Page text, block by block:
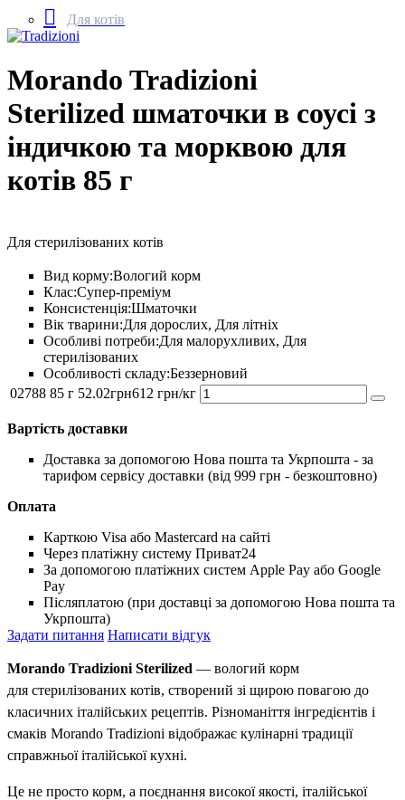
Для котів
Morando Tradizioni
Sterilized шматочки в соусі з
індичкою та морквою для
котів 85 г
Для стерилізованих котів
Вид корму:Вологий корм
Клас:Супер-преміум
Консистенція:Шматочки
Вік тварини:Для дорослих, Для літніх
Особливі потреби:Для малорухливих, Для
стерилізованих
Особливості складу:Беззерновий
02788 85 г 52.02грн612 грн/кг
Вартість доставки
Доставка за допомогою Нова пошта та Укрпошта - за
тарифом сервісу доставки (від 999 грн - безкоштовно)
Оплата
Карткою Visa або Mastercard на сайті
Через платіжну систему Приват24
За допомогою платіжних систем Apple Pay або Google
Pay
Післяплатою (при доставці за допомогою Нова пошта та
Укрпошта)
Задати питання Написати відгук
Morando Tradizioni Sterilized — вологий корм
для стерилізованих котів, створений зі щирою повагою до
класичних італійських рецептів. Різноманіття інгредієнтів і
смаків Morando Tradizioni відображає кулінарні традиції
справжньої італійської кухні.
Це не просто корм, а поєднання високої якості, італійської